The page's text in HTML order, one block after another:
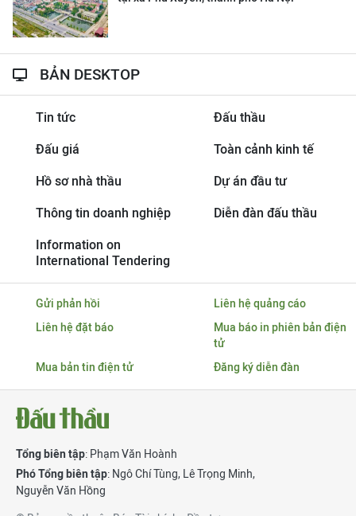
BẢN DESKTOP
Tin tức Đấu thầu
Đấu giá Toàn cảnh kinh tế
Hồ sơ nhà thầu Dự án đầu tư
Thông tin doanh nghiệp Diễn đàn đấu thầu
Information on
International Tendering
Gửi phản hồi
Liên hệ quảng cáo
Liên hệ đặt báo
Mua báo in phiên bản điện
tử
Mua bản tin điện tử
Đăng ký diễn đàn
Tổng biên tập: Phạm Văn Hoành
Phó Tổng biên tập: Ngô Chí Tùng, Lê Trọng Minh,
Nguyễn Văn Hồng